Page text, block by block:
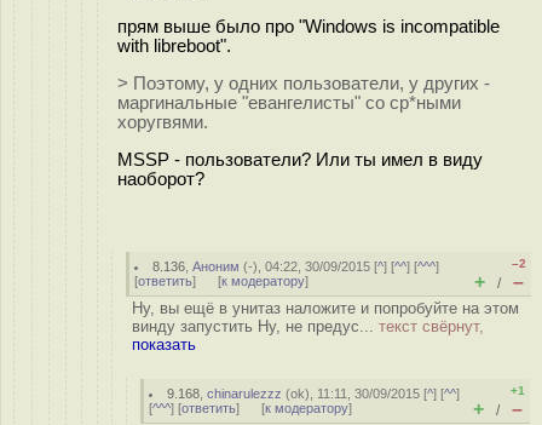
прям выше было про "Windows is incompatible
with libreboot".
> Поэтому, у одних пользователи, у других -
маргинальные "евангелисты" со ср*ными
хоругвями.
MSSP - пользователи? Или ты имел в виду
наоборот?
8.136 ,Аноним (-), 04:22, 30/09/2015 [^] [^^] [^^^]
[ответить] [к модератору]
–2
+ / –
Ну, вы ещё в унитаз наложите и попробуйте на этом
винду запустить Ну, не предус... текст свёрнут,
показать
9.168 ,chinarulezzz (ok), 11:11, 30/09/2015 [^] [^^]
[^^^] [ответить] [к модератору]
+1
+ / –